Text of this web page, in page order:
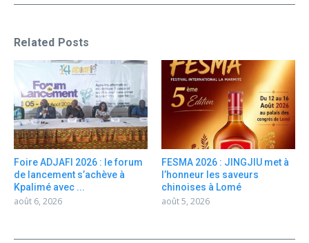
Related Posts
Foire ADJAFI 2026 : le forum
de lancement s’achève à
Kpalimé avec ...
août 6, 2026
FESMA 2026 : JINGJIU met à
l’honneur les saveurs
chinoises à Lomé
août 5, 2026